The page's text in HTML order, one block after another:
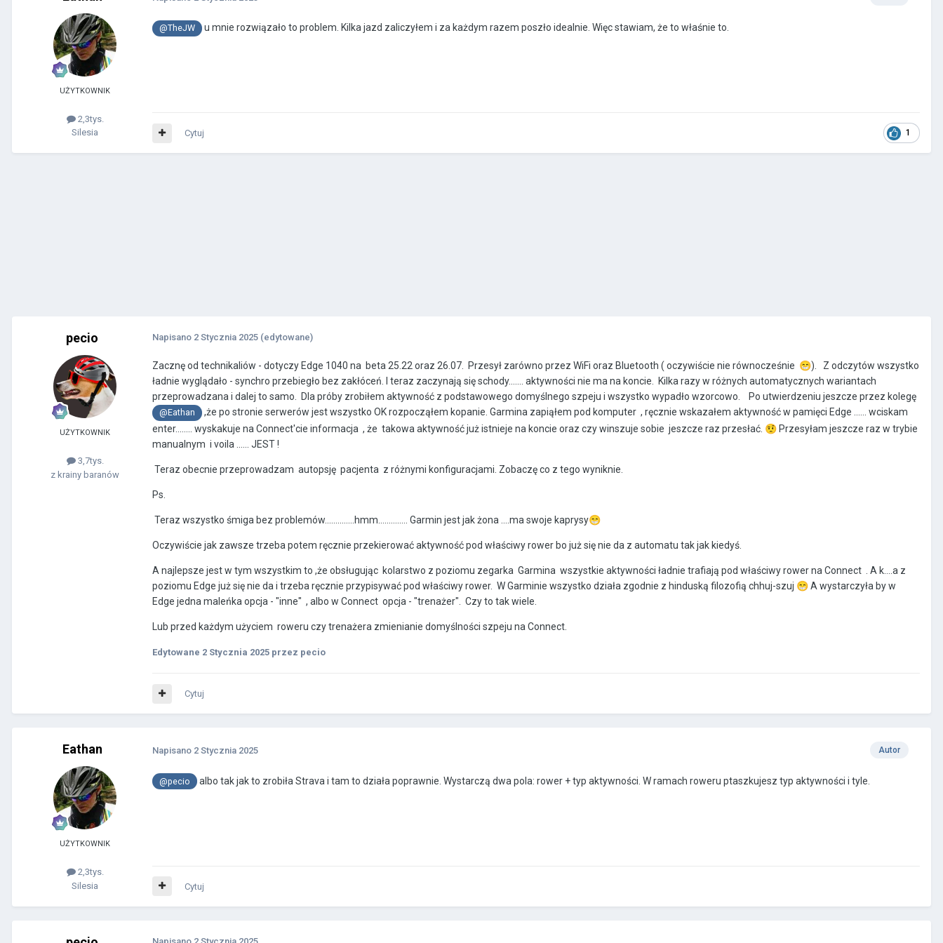
UŻYTKOWNIK
2,3tys.
Silesia
@TheJW u mnie rozwiązało to problem. Kilka jazd zaliczyłem i za każdym razem poszło idealnie. Więc stawiam, że to właśnie to.
1
Cytuj
pecio
UŻYTKOWNIK
3,7tys.
z krainy baranów
Napisano 2 Stycznia 2025 (edytowane)
Zacznę od technikaliów - dotyczy Edge 1040 na beta 25.22 oraz 26.07. Przesył zarówno przez WiFi oraz Bluetooth ( oczywiście nie równocześnie 😁). Z odczytów wszystko
ładnie wyglądało - synchro przebiegło bez zakłóceń. I teraz zaczynają się schody....... aktywności nie ma na koncie. Kilka razy w różnych automatycznych wariantach
przeprowadzana i dalej to samo. Dla próby zrobiłem aktywność z podstawowego domyślnego szpeju i wszystko wypadło wzorcowo. Po utwierdzeniu jeszcze przez kolegę
@Eathan
,że po stronie serwerów jest wszystko OK rozpocząłem kopanie. Garmina zapiąłem pod komputer , ręcznie wskazałem aktywność w pamięci Edge ...... wciskam
enter........ wyskakuje na Connect'cie informacja , że takowa aktywność już istnieje na koncie oraz czy winszuje sobie jeszcze raz przesłać. 🤨Przesyłam jeszcze raz w trybie
manualnym i voila ...... JEST !
Teraz obecnie przeprowadzam autopsję pacjenta z różnymi konfiguracjami. Zobaczę co z tego wyniknie.
Ps.
Teraz wszystko śmiga bez problemów..............hmm.............. Garmin jest jak żona ....ma swoje kaprysy😁
Oczywiście jak zawsze trzeba potem ręcznie przekierować aktywność pod właściwy rower bo już się nie da z automatu tak jak kiedyś.
A najlepsze jest w tym wszystkim to ,że obsługując kolarstwo z poziomu zegarka Garmina wszystkie aktywności ładnie trafiają pod właściwy rower na Connect . A k....a z
poziomu Edge już się nie da i trzeba ręcznie przypisywać pod właściwy rower. W Garminie wszystko działa zgodnie z hinduską filozofią chhuj-szuj 😁A wystarczyła by w
Edge jedna maleńka opcja - "inne" , albo w Connect opcja - "trenażer". Czy to tak wiele.
Lub przed każdym użyciem roweru czy trenażera zmienianie domyślności szpeju na Connect.
Edytowane 2 Stycznia 2025 przez pecio
Cytuj
Eathan
UŻYTKOWNIK
2,3tys.
Silesia
Autor
Napisano 2 Stycznia 2025
@pecio albo tak jak to zrobiła Strava i tam to działa poprawnie. Wystarczą dwa pola: rower + typ aktywności. W ramach roweru ptaszkujesz typ aktywności i tyle.
Cytuj